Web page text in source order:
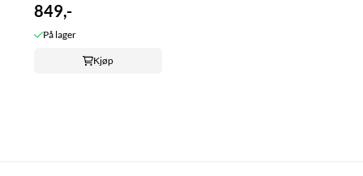
849,-
På lager
Kjøp